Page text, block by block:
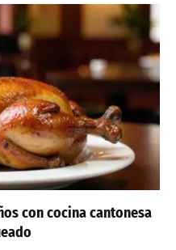
con cocina cantonesa